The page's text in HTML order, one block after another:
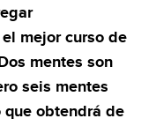
mejor curso de
mentes son
seis mentes
que obtendrá de